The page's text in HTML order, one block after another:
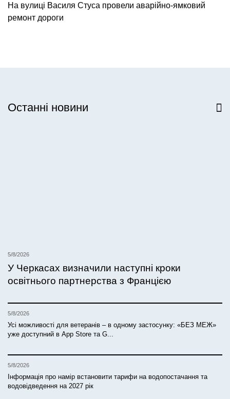
На вулиці Василя Стуса провели аварійно-ямковий
ремонт дороги
Останні новини
5/8/2026
У Черкасах визначили наступні кроки
освітнього партнерства з Францією
5/8/2026
Усі можливості для ветеранів – в одному застосунку: «БЕЗ МЕЖ»
уже доступний в App Store та G...
5/8/2026
Інформація про намір встановити тарифи на водопостачання та
водовідведення на 2027 рік